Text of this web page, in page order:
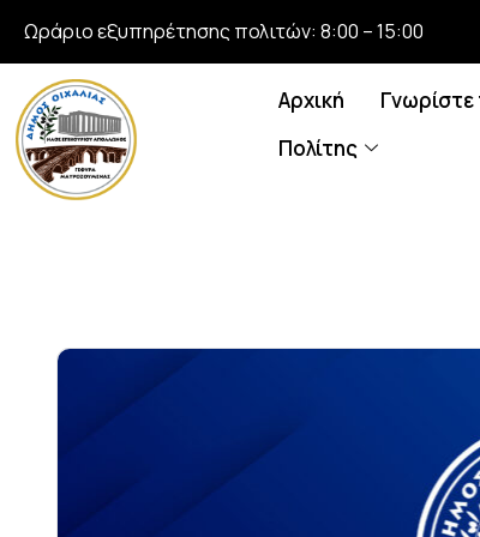
Ωράριο εξυπηρέτησης πολιτών: 8:00 – 15:00
Αρχική
Πολίτης